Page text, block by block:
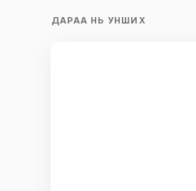
ДАРАА НЬ УНШИХ